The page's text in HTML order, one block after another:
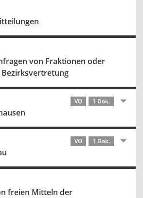
von Fraktionen oder
VO 1 Dok.
VO 1 Dok.
freien Mitteln der